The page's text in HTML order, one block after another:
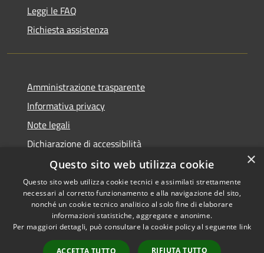
Leggi le FAQ
Richiesta assistenza
Amministrazione trasparente
Informativa privacy
Note legali
Dichiarazione di accessibilità
Accessibilità
Privacy
Copyright © 2026 • Comune di
Recanati • Powered by
Municipium•Accesso
redazione
×
Questo sito web utilizza cookie
Questo sito web utilizza cookie tecnici e assimilati strettamente
necessari al corretto funzionamento e alla navigazione del sito,
nonché un cookie tecnico analitico al solo fine di elaborare
informazioni statistiche, aggregate e anonime.
Per maggiori dettagli, può consultare la cookie policy al seguente link
ACCETTA TUTTO RIFIUTA TUTTO